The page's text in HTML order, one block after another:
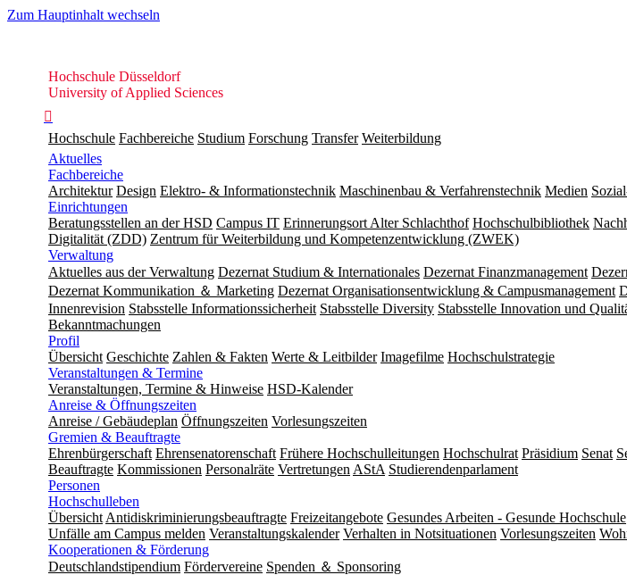
Zum Hauptinhalt wechseln
Hochschule
Düsseldorf
Hochschule Düsseldorf
University of Applied Sciences

Hochschule Fachbereiche Studium Forschung Transfer Weiterbildung
Aktuelles
Fachbereiche
Architektur Design Elektro- & Informationstechnik Maschinenbau & Verfahrenstechnik Medien
Einrichtungen
Beratungsstellen an der HSD Campus IT Erinnerungsort Alter Schlachthof Hochschulbibliothek
Digitalität (ZDD) Zentrum für Weiterbildung und Kompetenzentwicklung (ZWEK)
Verwaltung
Aktuelles aus der Verwaltung Dezernat Studium & Internationales Dezernat Finanzmanagement
Dezernat Kommunikation ＆ Marketing Dezernat Organisationsentwicklung & Campusmanagement
Innenrevision Stabsstelle In­for­ma­ti­ons­sicher­heit Stabsstelle Diversity Stabsstelle Innovation und
Bekanntmachungen
Profil
Übersicht Geschichte Zahlen & Fakten Werte & Leitbilder Imagefilme Hochschulstrategie
Veranstaltungen & Termine
Veranstaltungen, Termine & Hinweise HSD-Kalender
Anreise & Öffnungszeiten
Anreise / Gebäudeplan Öffnungszeiten Vorlesungszeiten
Gremien & Beauftragte
Ehrenbürgerschaft Ehrensenatorenschaft Frühere Hochschulleitungen Hochschulrat Präsidium Senat
Beauftragte Kommissionen Personalräte Vertretungen AStA Studierendenparlament
Personen
Hochschulleben
Übersicht Antidiskriminierungsbeauftragte Freizeitangebote Gesundes Arbeiten - Gesunde Hochschule
Unfälle am Campus melden Veranstaltungskalender Verhalten in Notsituationen Vorlesungszeiten
Kooperationen & Förderung
Deutschlandstipendium Fördervereine Spenden ＆ Sponsoring